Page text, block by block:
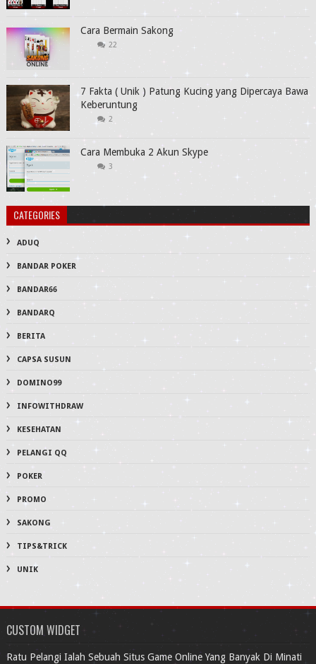
Cara Bermain Sakong
22
7 Fakta ( Unik ) Patung Kucing yang Dipercaya Bawa
Keberuntung
2
Cara Membuka 2 Akun Skype
3
CATEGORIES
ADUQ
BANDAR POKER
BANDAR66
BANDARQ
BERITA
CAPSA SUSUN
DOMINO99
INFOWITHDRAW
KESEHATAN
PELANGI QQ
POKER
PROMO
SAKONG
TIPS&TRICK
UNIK
CUSTOM WIDGET
Ratu Pelangi Ialah Sebuah Situs Game Online Yang Banyak Di Minati